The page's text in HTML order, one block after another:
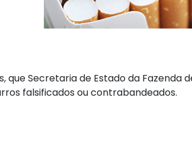
que Secretaria de Estado da
falsificados ou contrabandeados.